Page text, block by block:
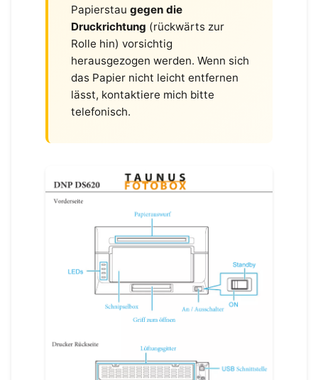
Papierstau gegen die
Druckrichtung (rückwärts zur
Rolle hin) vorsichtig
herausgezogen werden. Wenn sich
das Papier nicht leicht entfernen
lässt, kontaktiere mich bitte
telefonisch.